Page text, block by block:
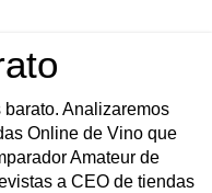
Analizaremos
Online de Vino que
Amateur de
a CEO de tiendas